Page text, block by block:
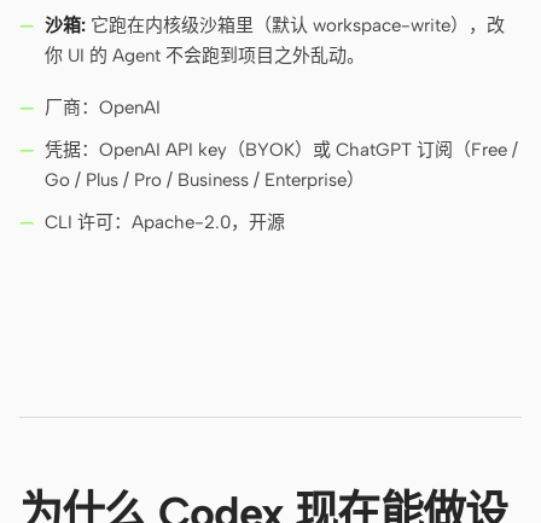
Discord Discussions
X
沙箱: 它跑在内核级沙箱里（默认 workspace-write），改
你 UI 的 Agent 不会跑到项目之外乱动。
厂商：OpenAI
凭据：OpenAI API key（BYOK）或 ChatGPT 订阅（Free /
Go / Plus / Pro / Business / Enterprise）
CLI 许可：Apache-2.0，开源